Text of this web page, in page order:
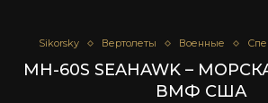
Sikorsky Вертолеты Военные
MH-60S SEAHAWK –
ВМФ США